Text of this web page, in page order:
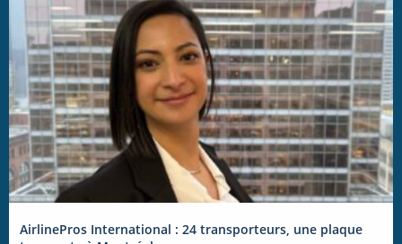
AirlinePros International : 24 transporteurs, une plaque